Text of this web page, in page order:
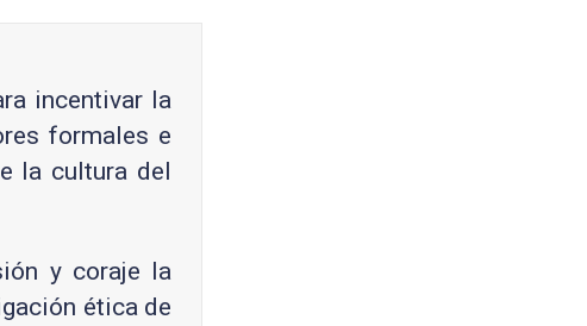
incentivar la
formales e
la cultura del
y coraje la
ética de